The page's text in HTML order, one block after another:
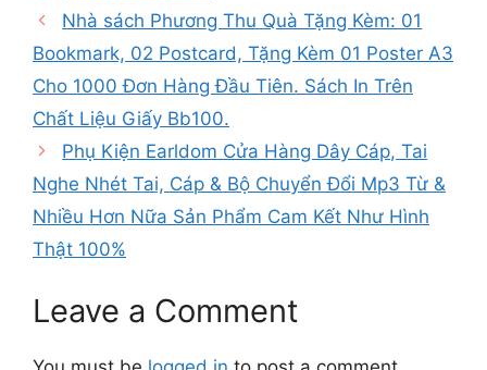
Nhà sách Phương Thu Quà Tặng Kèm: 01
Bookmark, 02 Postcard, Tặng Kèm 01 Poster A3
Cho 1000 Đơn Hàng Đầu Tiên. Sách In Trên
Chất Liệu Giấy Bb100.
Phụ Kiện Earldom Cửa Hàng Dây Cáp, Tai
Nghe Nhét Tai, Cáp & Bộ Chuyển Đổi Mp3 Từ &
Nhiều Hơn Nữa Sản Phẩm Cam Kết Như Hình
Thật 100%
Leave a Comment